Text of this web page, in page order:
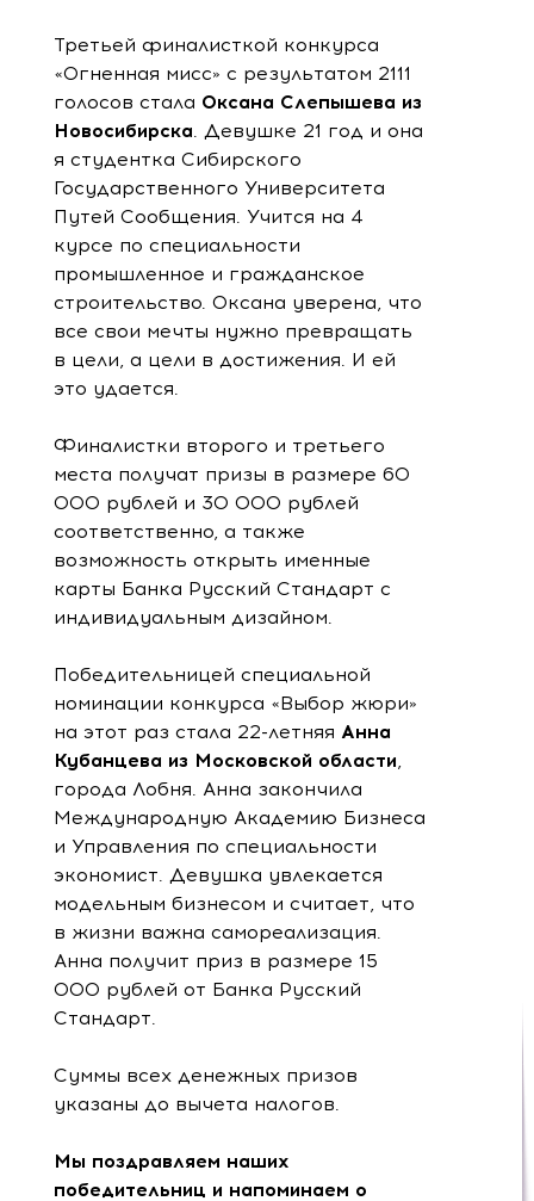
Третьей финалисткой конкурса
«Огненная мисс» с результатом 2111
голосов стала Оксана Слепышева из
Новосибирска. Девушке 21 год и она
я студентка Сибирского
Государственного Университета
Путей Сообщения. Учится на 4
курсе по специальности
промышленное и гражданское
строительство. Оксана уверена, что
все свои мечты нужно превращать
в цели, а цели в достижения. И ей
это удается.
Финалистки второго и третьего
места получат призы в размере 60
000 рублей и 30 000 рублей
соответственно, а также
возможность открыть именные
карты Банка Русский Стандарт с
индивидуальным дизайном.
Победительницей специальной
номинации конкурса «Выбор жюри»
на этот раз стала 22-летняя Анна
Кубанцева из Московской области,
города Лобня. Анна закончила
Международную Академию Бизнеса
и Управления по специальности
экономист. Девушка увлекается
модельным бизнесом и считает, что
в жизни важна самореализация.
Анна получит приз в размере 15
000 рублей от Банка Русский
Стандарт.
Суммы всех денежных призов
указаны до вычета налогов.
Мы поздравляем наших
победительниц и напоминаем о